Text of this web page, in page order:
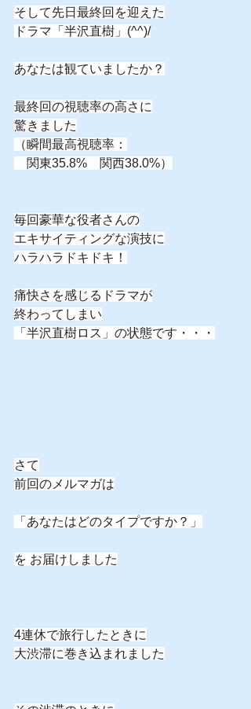
そして先日最終回を迎えた
ドラマ「半沢直樹」(^^)/
あなたは観ていましたか？
最終回の視聴率の高さに
驚きました
（瞬間最高視聴率：
関東35.8%　関西38.0%）
毎回豪華な役者さんの
エキサイティングな演技に
ハラハラドキドキ！
痛快さを感じるドラマが
終わってしまい
「半沢直樹ロス」の状態です・・・
さて
前回のメルマガは
「あなたはどのタイプですか？」
を お届けしました
4連休で旅行したときに
大渋滞に巻き込まれました